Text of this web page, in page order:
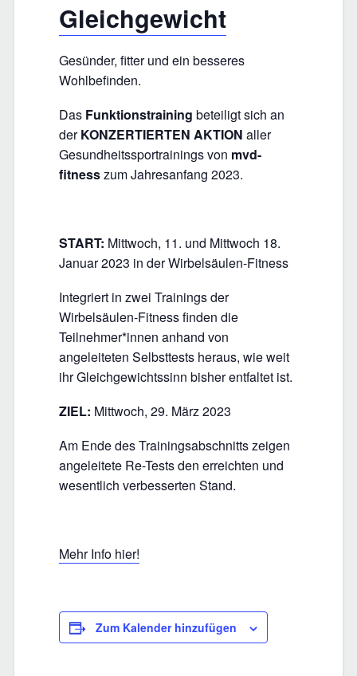
Gleichgewicht
Gesünder, fitter und ein besseres
Wohlbefinden.
Das Funktionstraining beteiligt sich an
derKONZERTIERTEN AKTION aller
Gesundheitssportrainings von mvd-
fitnesszum Jahresanfang 2023.
START: Mittwoch, 11. und Mittwoch 18.
Januar 2023 in der Wirbelsäulen-Fitness
Integriert in zwei Trainings der
Wirbelsäulen-Fitness finden die
Teilnehmer*innen anhand von
angeleiteten Selbsttests heraus, wie weit
ihr Gleichgewichtssinn bisher entfaltet ist.
ZIEL: Mittwoch, 29. März 2023
Am Ende des Trainingsabschnitts zeigen
angeleitete Re-Tests den erreichten und
wesentlich verbesserten Stand.
Mehr Info hier!
Zum Kalender hinzufügen